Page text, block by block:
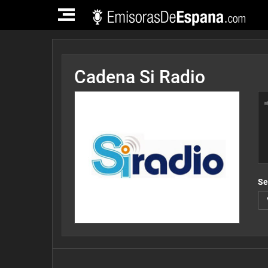
TOGGLE
NAVIGATION
Cadena Si Radio